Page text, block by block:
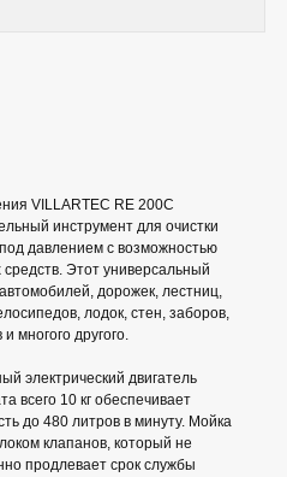
VILLARTEC RE 200С
инструмент для очистки
давлением с возможностью
Этот универсальный
дорожек, лестниц,
лодок, стен, заборов,
многого другого.
электрический двигатель
всего 10 кг обеспечивает
до 480 литров в минуту. Мойка
клапанов, который не
продлевает срок службы